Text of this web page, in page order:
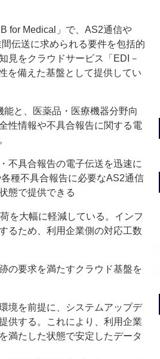
for Medical」で、AS2通信や
伝送に求められる要件を包括的
見をクラウドサービス「EDI－
を備えた基盤として提供してい
と、医薬品・医療機器分野向
性情報や不具合報告に関する電
不具合報告の電子伝送を迅速に
種不具合報告に必要なAS2通信
態で提供できる
を大幅に軽減している。インフ
るため、利用企業側の対応工数
の要求を満たすクラウド基盤を
境を前提に、システムアップデ
供する。これにより、利用企業
満たした状態で安定したデータ